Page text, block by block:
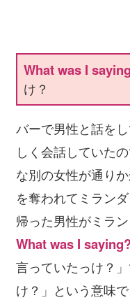
What was I
け？
バーで男性と話を
しく会話していた
な別の女性が通り
を奪われてミラン
帰った男性がミラ
What was I
言っていたっけ？
け？」という意味